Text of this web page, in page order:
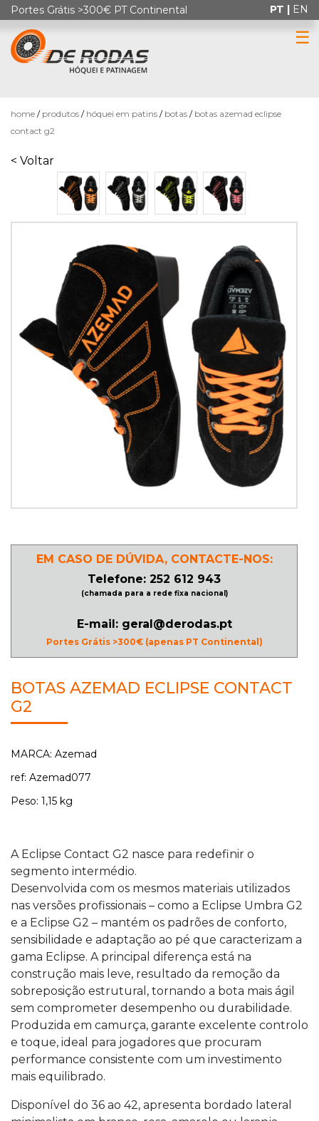
Portes Grátis >300€ PT Continental
HÓQUEI
PATINAGEM
PATINAGEM
DERBY
☰
PT | EN
home produtos hóquei em patins botas
botas azemad eclipse
contact g2
< Voltar
EM CASO DE DÚVIDA, CONTACTE-NOS:
Telefone: 252 612 943
(chamada para a rede fixa nacional)
E-mail: geral@derodas.pt
Portes Grátis >300€ (apenas PT Continental)
BOTAS AZEMAD ECLIPSE CONTACT
G2
MARCA: Azemad
ref: Azemad077
Peso: 1,15 kg
A Eclipse Contact G2 nasce para redefinir o
segmento intermédio.
Desenvolvida com os mesmos materiais utilizados
nas versões profissionais – como a Eclipse Umbra G2
e a Eclipse G2 – mantém os padrões de conforto,
sensibilidade e adaptação ao pé que caracterizam a
gama Eclipse. A principal diferença está na
construção mais leve, resultado da remoção da
sobreposição estrutural, tornando a bota mais ágil
sem comprometer desempenho ou durabilidade.
Produzida em camurça, garante excelente controlo
e toque, ideal para jogadores que procuram
performance consistente com um investimento
mais equilibrado.
Disponível do 36 ao 42, apresenta bordado lateral